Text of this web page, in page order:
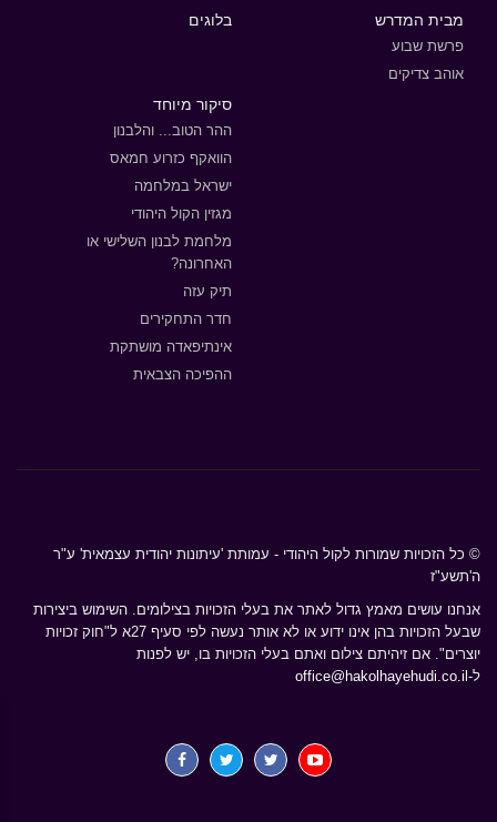
מבית המדרש
פרשת שבוע
אוהב צדיקים
בלוגים
סיקור מיוחד
ההר הטוב... והלבנון
הוואקף כזרוע חמאס
ישראל במלחמה
מגזין הקול היהודי
מלחמת לבנון השלישי או
האחרונה?
תיק עזה
חדר התחקירים
אינתיפאדה מושתקת
ההפיכה הצבאית
© כל הזכויות שמורות לקול היהודי - עמותת 'עיתונות יהודית עצמאית' ע"ר
ה'תשע"ז
אנחנו עושים מאמץ גדול לאתר את בעלי הזכויות בצילומים. השימוש ביצירות
שבעל הזכויות בהן אינו ידוע או לא אותר נעשה לפי סעיף 27א ל"חוק זכויות
יוצרים". אם זיהיתם צילום ואתם בעלי הזכויות בו, יש לפנות
ל- office@hakolhayehudi.co.il